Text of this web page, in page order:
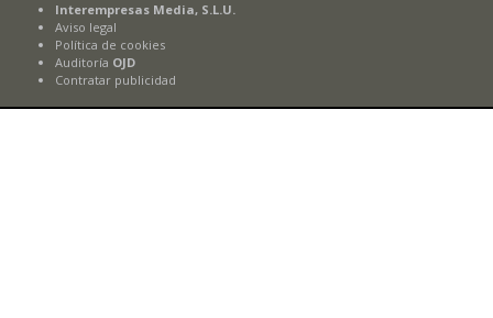
Interempresas Media, S.L.U.
Aviso legal
Política de cookies
Auditoría OJD
Contratar publicidad